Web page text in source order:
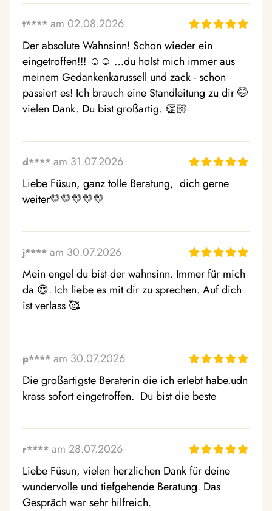
t**** am 02.08.2026
Der absolute Wahnsinn! Schon wieder ein
eingetroffen!!! ☺️☺️ …du holst mich immer aus
meinem Gedankenkarussell und zack - schon
passiert es! Ich brauch eine Standleitung zu dir 🤭
vielen Dank. Du bist großartig. 👏🏻
d**** am 31.07.2026
Liebe Füsun, ganz tolle Beratung,  dich gerne
weiter💛💛💛💛💛
j**** am 30.07.2026
Mein engel du bist der wahnsinn. Immer für mich
da 😍. Ich liebe es mit dir zu sprechen. Auf dich
ist verlass 🥰
p**** am 30.07.2026
Die großartigste Beraterin die ich erlebt habe.udn
krass sofort eingetroffen.  Du bist die beste
r**** am 28.07.2026
Liebe Füsun, vielen herzlichen Dank für deine
wundervolle und tiefgehende Beratung. Das
Gespräch war sehr hilfreich.